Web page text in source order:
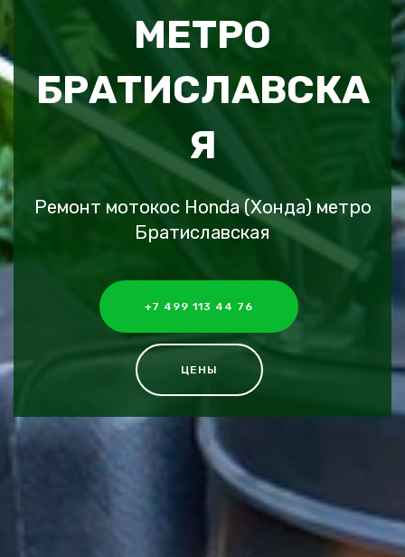
МЕТРО
БРАТИСЛАВСКА
Я
Ремонт мотокос Honda (Хонда) метро
Братиславская
+7 499 113 44 76
ЦЕНЫ